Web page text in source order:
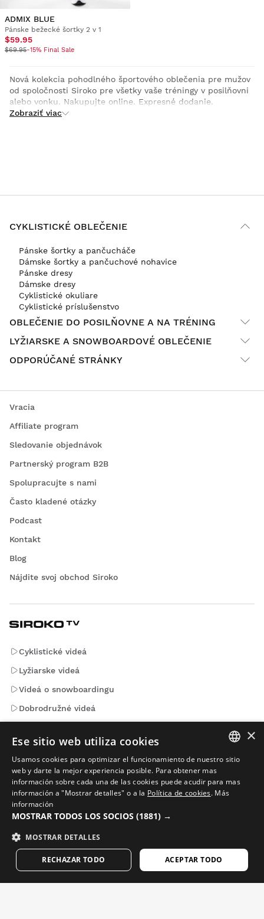
ADMIX BLUE
Pánske bežecké šortky 2 v 1
$59.95
$69.95-15% Final Sale
Nová kolekcia pohodlného športového oblečenia pre mužov
od spoločnosti Siroko pre všetky vaše tréningy v posilňovni
alebo vonku. Nakupujte online. Expresné dodanie.
Zobraziť viac
CYKLISTICKÉ OBLEČENIE
Pánske šortky a pančucháče
Dámske šortky a pančuchové nohavice
Pánske dresy
Dámske dresy
Cyklistické okuliare
Cyklistické príslušenstvo
OBLEČENIE DO POSILŇOVNE A NA TRÉNING
LYŽIARSKE A SNOWBOARDOVÉ OBLEČENIE
ODPORÚČANÉ STRÁNKY
Vracia
Affiliate program
Sledovanie objednávok
Partnerský program B2B
Spolupracujte s nami
Často kladené otázky
Podcast
Kontakt
Blog
Nájdite svoj obchod Siroko
Cyklistické videá
Lyžiarske videá
Videá o snowboardingu
Dobrodružné videá
E-maily, na ktorých záleží. Zaregistrujte sa a dostávajte
novinky a aktualizácie od Siroko.
Zadajte svoju e-mailovú adresu
Žena Muž
SPANISH
ENGLISH
GERMAN
×
Ese sitio web utiliza cookies
Usamos cookies para optimizar el funcionamiento de nuestro sitio
web y darte la mejor experiencia posible. Para obtener mas
información sobre cada una de las cookies puede acudir para mas
información a "Mostrar detalles" o a la Política de cookies. Más
información
MOSTRAR TODOS LOS SOCIOS (1881) →
MOSTRAR DETALLES
ACEPTAR TODO
RECHAZAR TODO